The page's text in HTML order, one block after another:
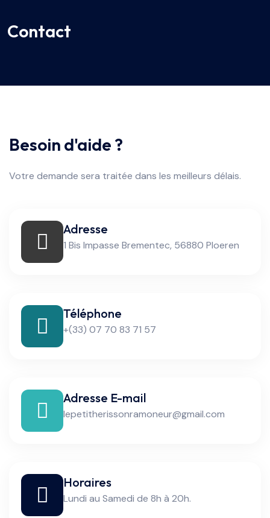
Contact
Besoin d'aide ?
Votre demande sera traitée dans les meilleurs délais.
Adresse
1 Bis Impasse Brementec, 56880 Ploeren
Téléphone
+(33) 07 70 83 71 57
Adresse E-mail
lepetitherissonramoneur@gmail.com
Horaires
Lundi au Samedi de 8h à 20h.